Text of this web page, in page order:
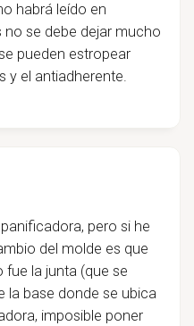
habrá leído en
se debe dejar mucho
pueden estropear
y el antiadherente.
pero si he
del molde es que
fue la junta (que se
la base donde se ubica
imposible poner